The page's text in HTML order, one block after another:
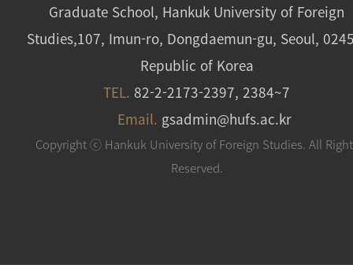
Graduate School, Hankuk University of Foreign
Studies,107, Imun-ro, Dongdaemun-gu, Seoul,
Republic of Korea
TEL. 82-2-2173-2397, 2384~7
Email. gsadmin@hufs.ac.kr
Copyright ⓒ Hankuk University of Foreign Studies. All
Reserved.